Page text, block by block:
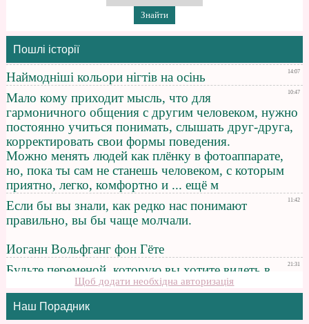
Пошлі історії
Щоб додати необхідна авторизація
Наш Порадник